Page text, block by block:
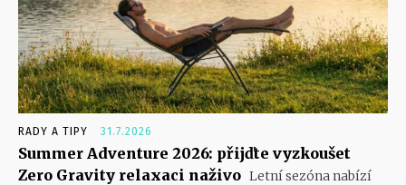
RADY A TIPY 31.7.2026
Summer Adventure 2026: přijďte vyzkoušet
Zero Gravity relaxaci naživo Letní sezóna nabízí